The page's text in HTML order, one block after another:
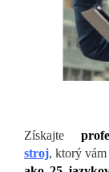
Získajte
stroj, ktorý